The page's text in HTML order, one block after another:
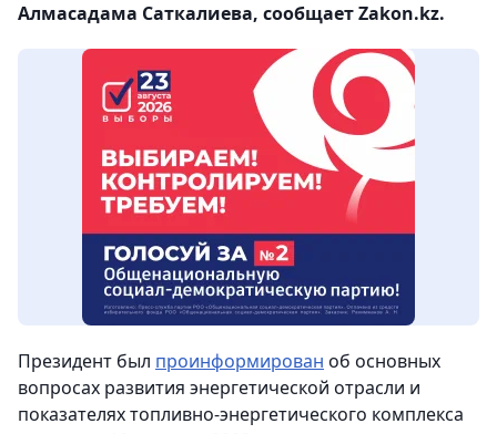
Алмасадама Саткалиева, сообщает Zakon.kz.
Президент был проинформирован об основных
вопросах развития энергетической отрасли и
показателях топливно-энергетического комплекса